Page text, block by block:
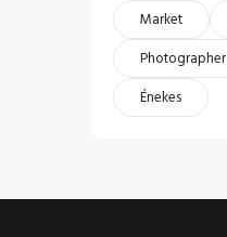
Market
Photographer
Énekes